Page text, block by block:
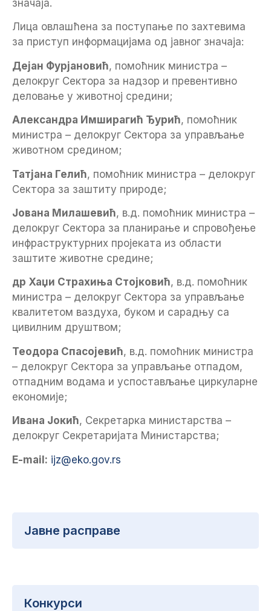
значаја.
Лицa овлашћенa за поступање по захтевима
за приступ информацијама од јавног значаја:
Дејан Фурјановић, помоћник министра –
делокруг Сектора за надзор и превентивно
деловање у животнoj средини;
Александра Имширагић Ђурић, помоћник
министра – делокруг Сектора за управљање
животном средином;
Татјана Гелић, помоћник министра – делокруг
Сектора за заштиту природе;
Јована Милашевић, в.д. помоћник министра –
делокруг Сектора за планирање и спровођење
инфраструктурних пројеката из области
заштите животне средине;
др Хаџи Страхиња Стојковић, в.д. помоћник
министра – делокруг Сектора за управљање
квалитетом ваздуха, буком и сарадњу са
цивилним друштвом;
Теодора Спасојевић, в.д. помоћник министра
– делокруг Сектора за управљање отпадом,
отпадним водама и успостављање циркуларне
економије;
Ивана Јокић, Секретарка министарства –
делокруг Секретаријата Министарства;
E-mail: ijz@eko.gov.rs
Јавне расправе
Конкурси